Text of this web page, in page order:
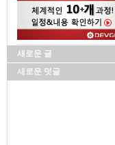
새로운 글
새로운 덧글